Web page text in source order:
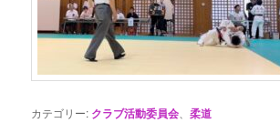
カテゴリー: クラブ活動委員会、柔道